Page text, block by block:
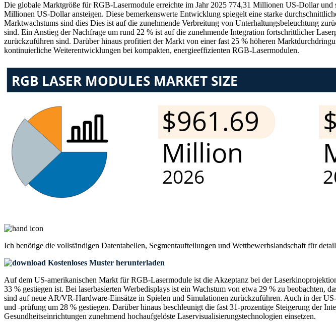
Die globale Marktgröße für RGB-Lasermodule erreichte im Jahr 2025 774,31 Millionen US-Dollar
Millionen US-Dollar ansteigen. Diese bemerkenswerte Entwicklung spiegelt eine starke
Marktwachstums sind dies Dies ist auf die zunehmende Verbreitung von Unterhaltungsbeleuchtung
sind. Ein Anstieg der Nachfrage um rund 22 % ist auf die zunehmende Integration fortschrittlicher
zurückzuführen sind. Darüber hinaus profitiert der Markt von einer fast 25 % höheren
kontinuierliche Weiterentwicklungen bei kompakten, energieeffizienten RGB-Lasermodulen.
Ich benötige die vollständigen Datentabellen, Segmentaufteilungen und Wettbewerbslandschaft für
Kostenloses Muster herunterladen
Auf dem US-amerikanischen Markt für RGB-Lasermodule ist die Akzeptanz bei der
33 % gestiegen ist. Bei laserbasierten Werbedisplays ist ein Wachstum von etwa 29 % zu
sind auf neue AR/VR-Hardware-Einsätze in Spielen und Simulationen zurückzuführen. Auch in der
und -prüfung um 28 % gestiegen. Darüber hinaus beschleunigt die fast 31-prozentige Steigerung der
Gesundheitseinrichtungen zunehmend hochaufgelöste Laservisualisierungstechnologien einsetzen.